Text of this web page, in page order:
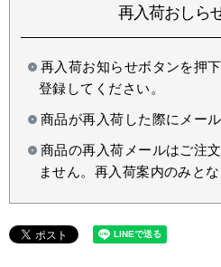
再入荷おしら
再入荷お知らせボタンを押
登録してください。
商品が再入荷した際にメー
商品の再入荷メールはご注
ません。再入荷案内のみとな